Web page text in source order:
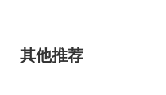
其他推荐